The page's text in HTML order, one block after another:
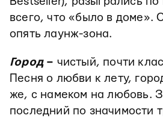
всего, что «было в доме».
опять лаунж-зона.
Город– чистый, почти
Песня о любви к лету,
же, с намеком на любовь.
последний по значимости